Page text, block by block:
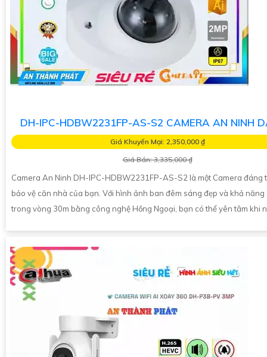
DH-IPC-HDBW2231FP-AS-S2 CAMERA AN NINH
Giá Khuyến Mại: 2,350,000 ₫
Giá Bán: 3,335,000 ₫
Camera An Ninh DH-IPC-HDBW2231FP-AS-S2 là một Camera đáng
bảo vệ căn nhà của bạn. Với hình ảnh ban đêm sáng đẹp và khả năng
trong vòng 30m bằng công nghệ Hồng Ngoại, bạn có thể yên tâm khi